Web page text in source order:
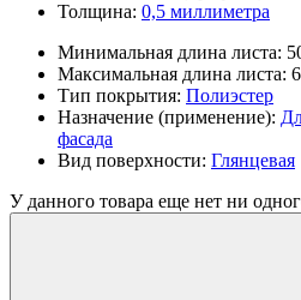
Толщина: 0,5 миллиметра
Минимальная длина листа:
Максимальная длина листа:
Тип покрытия: Полиэстер
Назначение (применение):
фасада
Вид поверхности: Глянцевая
У данного товара еще нет ни